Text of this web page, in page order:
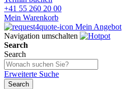
+41 55 260 20 00
Mein Warenkorb
Mein Angebot
Navigation umschalten
Search
Search
Erweiterte Suche
Search